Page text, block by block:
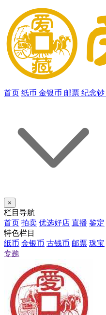
首页 纸币 金银币 邮票 纪念钞
×
栏目导航
首页 拍卖 优选好店 直播 鉴定
特色栏目
纸币 金银币 古钱币 邮票 珠宝
专题